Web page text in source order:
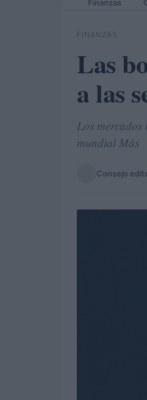
Finanzas
FINANZAS
Las
a las
Los
mundial Más
Consejo